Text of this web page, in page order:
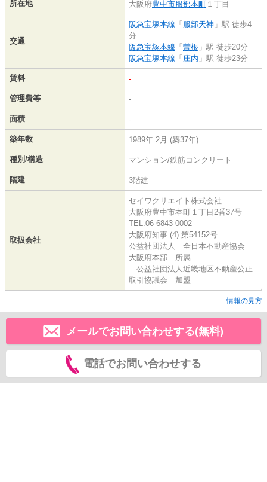
所在地 大阪府豊中市服部本町 １丁目
交通
阪急宝塚本線 「 服部天神 」駅 徒歩4
分
阪急宝塚本線 「 曽根 」駅 徒歩20分
阪急宝塚本線 「 庄内 」駅 徒歩23分
賃料 -
管理費等 -
面積 -
築年数 1989年 2月 (築37年)
種別/構造 マンション/鉄筋コンクリート
階建 3階建
取扱会社
セイワクリエイト株式会社
大阪府豊中市本町１丁目2番37号
TEL:06-6843-0002
大阪府知事 (4) 第54152号
公益社団法人 全日本不動産協会
大阪府本部 所属
公益社団法人近畿地区不動産公正
取引協議会 加盟
情報の見方
メールでお問い合わせする(無料)
電話でお問い合わせする